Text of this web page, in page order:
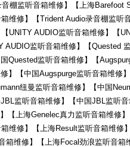
棚监听音箱维修】【上海Barefoot
维修】【Trident Audio录音棚监听
【UNITY AUDIO监听音箱维修】【
AUDIO监听音箱维修】【Quested
Quested监听音箱维修】【
】【中国Augspurge监听音箱维修
纽曼监听音箱维修】【中国
监听音箱维修】【中国JBL监听
【上海Genelec真力监听音箱维修
维修】【上海Result监听音箱维修
箱维修】【上海Focal劲浪监听音